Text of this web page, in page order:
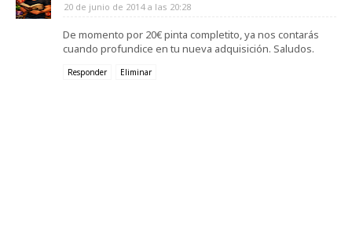
20 de junio de 2014 a las 20:28
De momento por 20€ pinta completito, ya nos contarás
cuando profundice en tu nueva adquisición. Saludos.
Responder Eliminar